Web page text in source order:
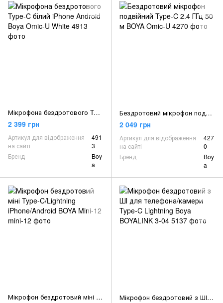
Мікрофона бездротового Type-C білий iPhone Android Boya Omic-U White
2 399 грн
Артикул для відображення
на сайті
491
3
Бренд
Boy
a
Бездротовий мікрофон подвійний Type-C 2.4 ГГц 50 м BOYA Omic-U
2 049 грн
Артикул для відображення
на сайті
427
0
Бренд
Boy
a
Мікрофон бездротовий міні Type-C/Lightning iPhone/Android BOYA Mini-12 Мікрофон бездротовий з ШІ для телефона/камери Type-C Lightning Boya BOYALINK 3-04